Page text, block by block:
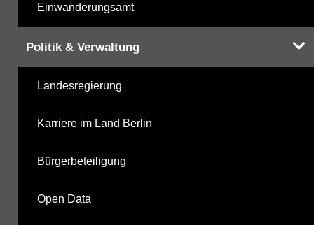
Einwanderungsamt
Politik & Verwaltung
Landesregierung
Karriere im Land Berlin
Bürgerbeteiligung
Open Data